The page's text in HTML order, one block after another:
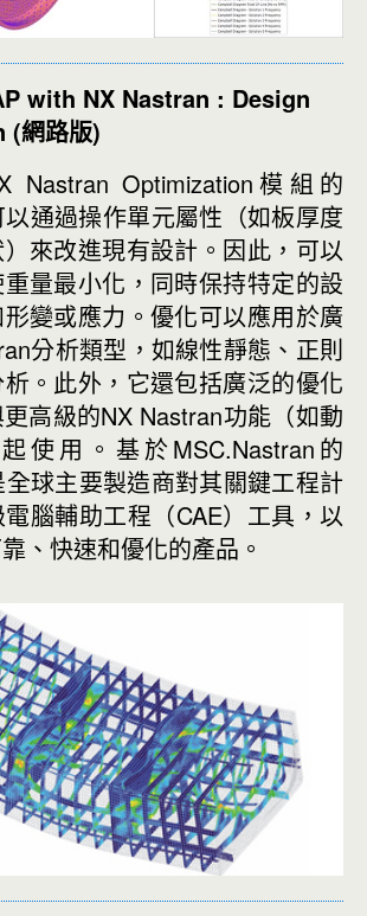
with NX Nastran : Design
網路版)
Nastran Optimization模組的
通過操作單元屬性（如板厚度
來改進現有設計。因此，可以
量最小化，同時保持特定的設
變或應力。優化可以應用於廣
分析類型，如線性靜態、正則
。此外，它還包括廣泛的優化
高級的NX Nastran功能（如動
使用。 基於MSC.Nastran的
球主要製造商對其關鍵工程計
腦輔助工程（CAE）工具，以
、快速和優化的產品。